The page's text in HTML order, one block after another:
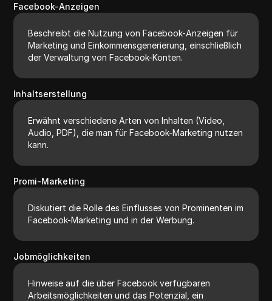
Facebook-Anzeigen
Beschreibt die Nutzung von Facebook-Anzeigen für
Marketing und Einkommensgenerierung, einschließlich
der Verwaltung von Facebook-Konten.
Inhaltserstellung
Erwähnt verschiedene Arten von Inhalten (Video,
Audio, PDF), die man für Facebook-Marketing nutzen
kann.
Promi-Marketing
Diskutiert die Rolle des Einflusses von Prominenten im
Facebook-Marketing und in der Werbung.
Jobmöglichkeiten
Hinweise auf die über Facebook verfügbaren
Arbeitsmöglichkeiten und das Potenzial, ein